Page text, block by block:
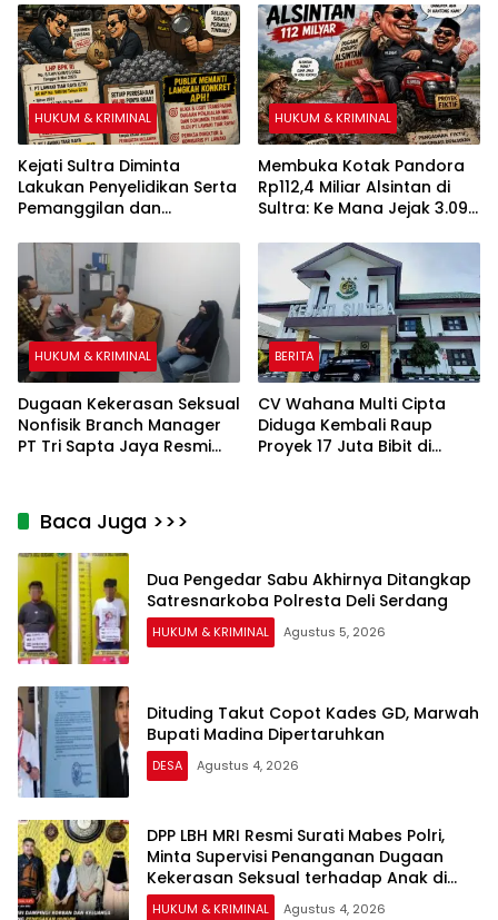
BPN Bandar Lampung
Selamatkan 250 Ribu Jiwa
HUKUM & KRIMINAL
Kejati Sultra Diminta
Lakukan Penyelidikan Serta
Pemanggilan dan
Penjualan Nikel PT Lawaki
Tiar Raya 2 Tahun
Berturut-turut Diduga
Tanpa RKAB
HUKUM & KRIMINAL
Membuka Kotak Pandora
Rp112,4 Miliar Alsintan di
Sultra: Ke Mana Jejak 3.092
HUKUM & KRIMINAL
Dugaan Kekerasan Seksual
Nonfisik Branch Manager
PT Tri Sapta Jaya Resmi
BERITA
CV Wahana Multi Cipta
Diduga Kembali Raup
Proyek 17 Juta Bibit di
Baca Juga >>>
Dua Pengedar Sabu Akhirnya Ditangkap
Satresnarkoba Polresta Deli Serdang
HUKUM & KRIMINAL Agustus 5, 2026
Dituding Takut Copot Kades GD, Marwah
Bupati Madina Dipertaruhkan
DESA Agustus 4, 2026
DPP LBH MRI Resmi Surati Mabes Polri,
Minta Supervisi Penanganan Dugaan
Kekerasan Seksual terhadap Anak di
Banggai
HUKUM & KRIMINAL Agustus 4, 2026